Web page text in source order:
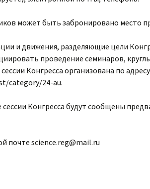
может быть забронировано место
и движения, разделяющие цели
проведение семинаров,
Конгресса организована по
category/24-au.
сессии Конгресса будут сообщены
почте science.reg@mail.ru